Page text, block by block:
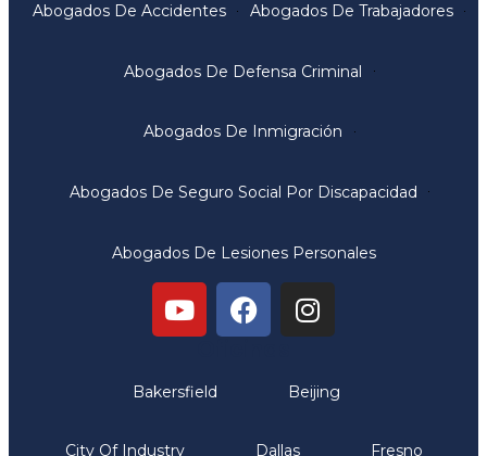
Abogados De Accidentes Abogados De Trabajadores
Abogados De Defensa Criminal
Abogados De Inmigración
Abogados De Seguro Social Por Discapacidad
Abogados De Lesiones Personales
Bakersfield Beijing
City Of Industry Dallas Fresno